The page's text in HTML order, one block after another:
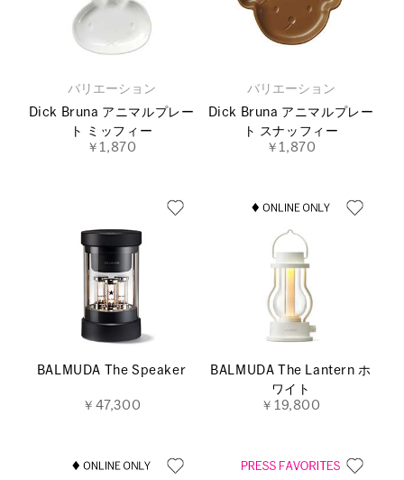
バリエーション
Dick Bruna アニマルプレー
ト ミッフィー
￥1,870
バリエーション
Dick Bruna アニマルプレー
ト スナッフィー
￥1,870
BALMUDA The Speaker
￥47,300
BALMUDA The Lantern ホ
ワイト
￥19,800